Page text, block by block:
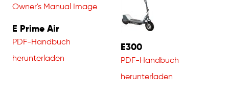
E Prime Air
PDF-Handbuch
herunterladen
E300
PDF-Handbuch
herunterladen